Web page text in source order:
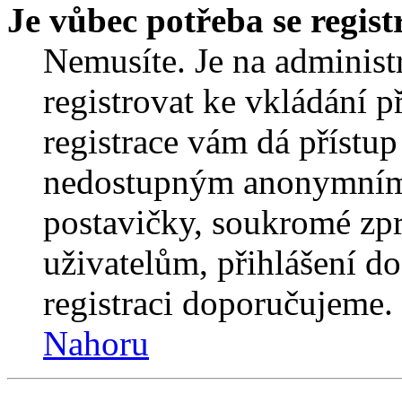
Je vůbec potřeba se
Nemusíte. Je na
registrovat ke vkládání
registrace vám dá
nedostupným
postavičky, soukromé
uživatelům, přihlášení
registraci
Nahoru